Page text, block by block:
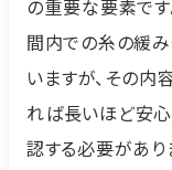
の重要な要素です
間内での糸の緩
いますが、その内
れば長いほど安
認する必要があり